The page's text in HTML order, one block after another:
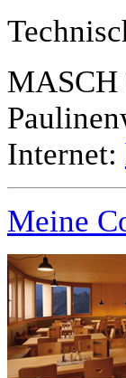
MASCH
Internet:
Meine